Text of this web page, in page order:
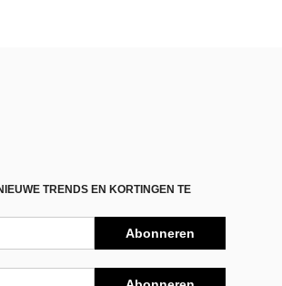
TRENDS EN KORTINGEN TE
Abonneren